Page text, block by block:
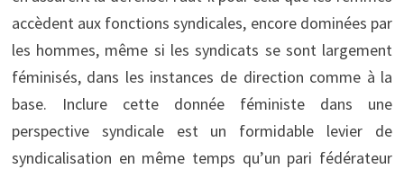
accèdent aux fonctions syndicales, encore dominées par
les hommes, même si les syndicats se sont largement
féminisés, dans les instances de direction comme à la
base. Inclure cette donnée féministe dans une
perspective syndicale est un formidable levier de
syndicalisation en même temps qu’un pari fédérateur